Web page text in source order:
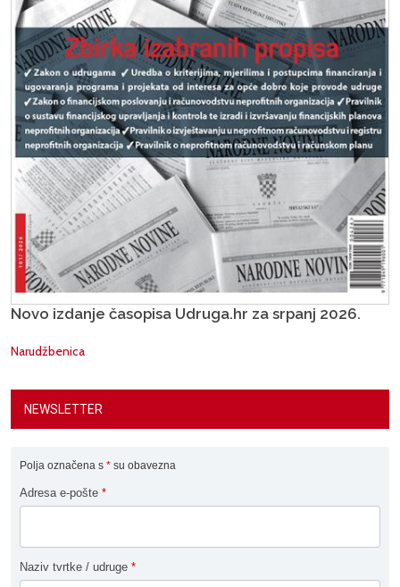
Novo izdanje časopisa Udruga.hr za srpanj 2026.
Narudžbenica
NEWSLETTER
Polja označena s * su obavezna
Adresa e-pošte *
Naziv tvrtke / udruge *